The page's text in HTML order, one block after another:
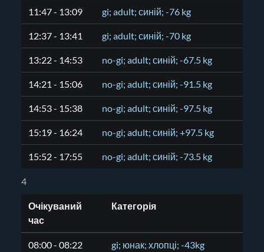
11:47 - 13:09 gi; adult; синій; -76 kg
12:37 - 13:41 gi; adult; синій; -70 kg
13:22 - 14:53 no-gi; adult; синій; -67.5 kg
14:21 - 15:06 no-gi; adult; синій; -91.5 kg
14:53 - 15:38 no-gi; adult; синій; -97.5 kg
15:19 - 16:24 no-gi; adult; синій; +97.5 kg
15:52 - 17:55 no-gi; adult; синій; -73.5 kg
4
Очікуваний
час
Категорія
08:00 - 08:22 gi; юнак; хлопці; -43kg